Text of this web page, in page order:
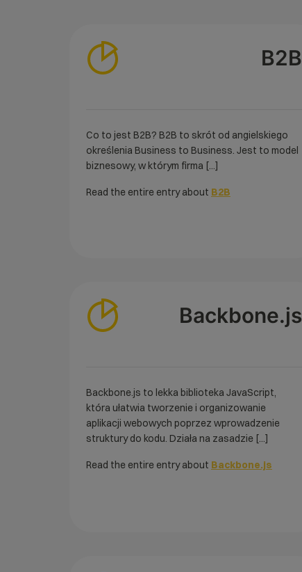
B2B
Co to jest B2B? B2B to skrót od angielskiego
określenia Business to Business. Jest to model
biznesowy, w którym firma [...]
Read the entire entry about B2B
Backbone.js
Backbone.js to lekka biblioteka JavaScript,
która ułatwia tworzenie i organizowanie
aplikacji webowych poprzez wprowadzenie
struktury do kodu. Działa na zasadzie [...]
Read the entire entry about Backbone.js